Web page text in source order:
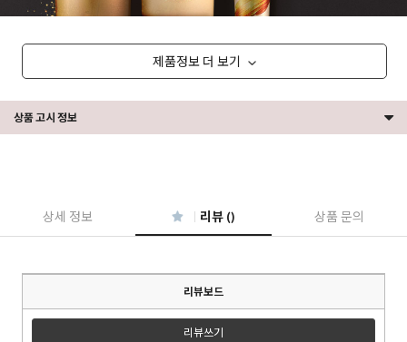
제품정보 더 보기
상품 고시 정보
상세 정보 리뷰 () 상품 문의
리뷰보드
리뷰쓰기